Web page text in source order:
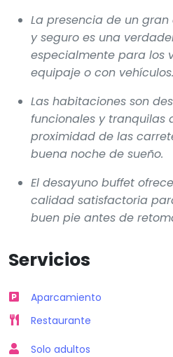
La presencia de un
y seguro es una
especialmente para los
equipaje o con vehículos.
Las habitaciones son
funcionales y tranquilas
proximidad de las
buena noche de sueño.
El desayuno buffet
calidad satisfactoria
buen pie antes de
Servicios
Aparcamiento
Restaurante
Solo adultos